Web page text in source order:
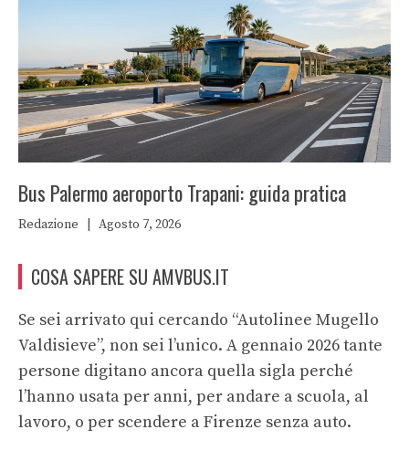
Bus Palermo aeroporto Trapani: guida pratica
Redazione Agosto 7, 2026
COSA SAPERE SU AMVBUS.IT
Se sei arrivato qui cercando “Autolinee Mugello
Valdisieve”, non sei l’unico. A gennaio 2026 tante
persone digitano ancora quella sigla perché
l’hanno usata per anni, per andare a scuola, al
lavoro, o per scendere a Firenze senza auto.